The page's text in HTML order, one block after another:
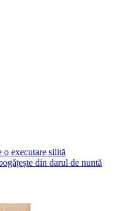
o executare silită
din darul de nuntă